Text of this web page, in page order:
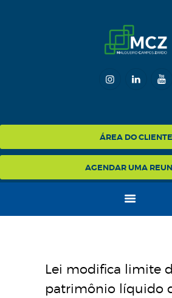
ÁREA DO CLIENTE
AGENDAR UMA
NA MÍDIA
BLOG
CONTATO
Lei modifica limite
patrimônio líquido